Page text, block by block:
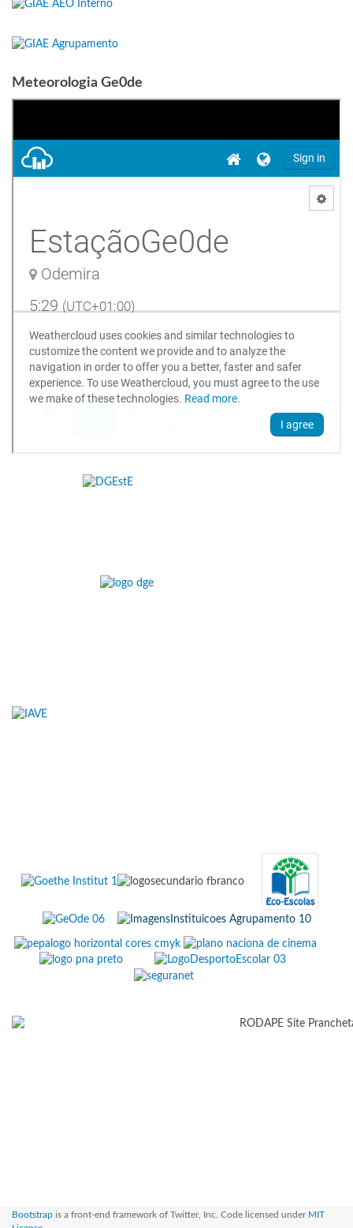
Meteorologia Ge0de
Bootstrap is a front-end framework of Twitter, Inc. Code licensed under MIT